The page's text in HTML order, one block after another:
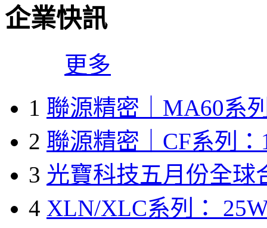
企業快訊
更多
1 聯源精密｜MA60系
2 聯源精密｜CF系列：
3 光寶科技五月份全球
4 XLN/XLC系列：